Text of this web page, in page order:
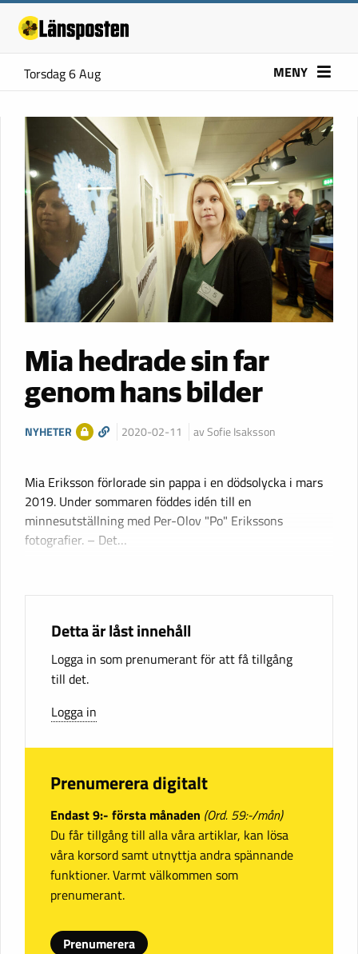
Torsdag 6 Aug MENY
Mia hedrade sin far
genom hans bilder
NYHETER 2020-02-11 av Sofie Isaksson
Mia Eriksson förlorade sin pappa i en dödsolycka i mars
2019. Under sommaren föddes idén till en
minnesutställning med Per-Olov "Po" Erikssons
fotografier. – Det…
Detta är låst innehåll
Logga in som prenumerant för att få tillgång
till det.
Logga in
Prenumerera digitalt
Endast 9:- första månaden (Ord. 59:-/mån)
Du får tillgång till alla våra artiklar, kan lösa
våra korsord samt utnyttja andra spännande
funktioner. Varmt välkommen som
prenumerant.
Prenumerera